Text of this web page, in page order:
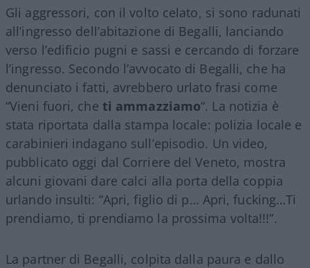
Gli aggressori, con il volto celato, si sono radunati
all’ingresso dell’abitazione di Begalli, lanciando
verso l’edificio pugni e sassi e cercando di forzare
l’ingresso. Secondo l’avvocato di Begalli, che ha
denunciato i fatti, avrebbero urlato frasi come
“Vieni fuori, che ti ammazziamo“. La notizia è
stata riportata dalla stampa locale: polizia locale e
carabinieri indagano sull’episodio. Un video,
pubblicato oggi dal Corriere del Veneto, mostra
alcuni giovani dare calci alla porta della coppia
urlando insulti: “Apri, figlio di p… Apri, fucking…Ti
prendiamo, ti prendiamo la prossima volta!!!”.
La partner di Begalli, colpita dalla paura e dallo